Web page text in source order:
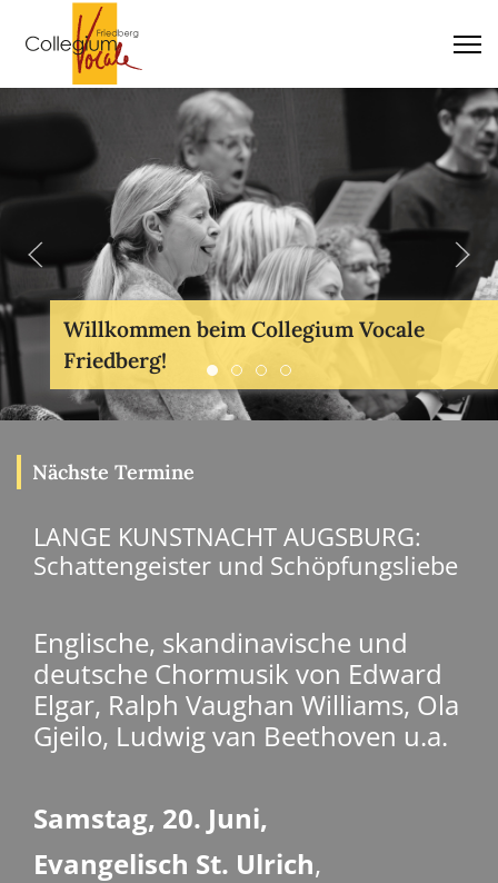
Willkommen beim Collegium Vocale
Friedberg!
READ MORE
Willkommen beim Collegium
Willkommen beim Collegium
Willkommen beim
Willkommen beim
Nächste Termine
LANGE KUNSTNACHT AUGSBURG:
Schattengeister und Schöpfungsliebe
Englische, skandinavische und
deutsche Chormusik von Edward
Elgar, Ralph Vaughan Williams, Ola
Gjeilo, Ludwig van Beethoven u.a.
Samstag, 20. Juni,
Evangelisch St. Ulrich,